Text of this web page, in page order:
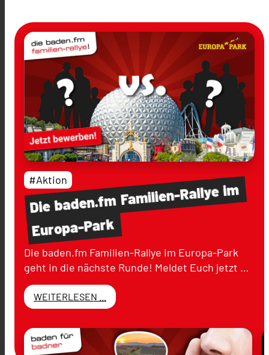
Diebaden.fmFamilien-Rallyeim
Europa-Park
#Aktion
Die baden.fm Familien-Rallye im Europa-Park
geht in die nächste Runde! Meldet Euch jetzt …
WEITERLESEN ...